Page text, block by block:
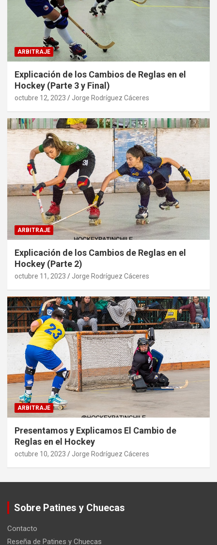
ARBITRAJE
Explicación de los Cambios de Reglas en el
Hockey (Parte 3 y Final)
octubre 12, 2023 Jorge Rodríguez Cáceres
ARBITRAJE
Explicación de los Cambios de Reglas en el
Hockey (Parte 2)
octubre 11, 2023 Jorge Rodríguez Cáceres
ARBITRAJE
Presentamos y Explicamos El Cambio de
Reglas en el Hockey
octubre 10, 2023 Jorge Rodríguez Cáceres
Sobre Patines y Chuecas
Contacto
Reseña de Patines y Chuecas